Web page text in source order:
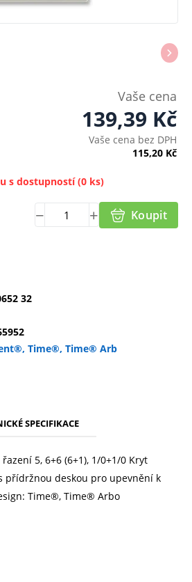
Vaše cena
139,39 Kč
Vaše cena bez DPH
115,20 Kč
s dostupností(0 ks)
Koupit
32
Time®, Time® Arb
SPECIFIKACE
5, 6+6 (6+1), 1/0+1/0 Kryt
přídržnou deskou pro upevnění k
Time®, Time® Arbo